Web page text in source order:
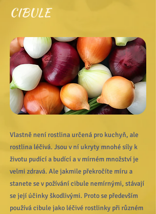
CIBULE
Vlastně není rostlina určená pro kuchyň, ale
rostlina léčivá. Jsou v ní ukryty mnohé síly k
životu pudící a budící a v mírném množství je
velmi zdravá. Ale jakmile překročíte míru a
stanete se v požívání cibule nemírnými, stávají
se její účinky škodlivými. Proto se především
používá cibule jako léčivé rostlinky při různém